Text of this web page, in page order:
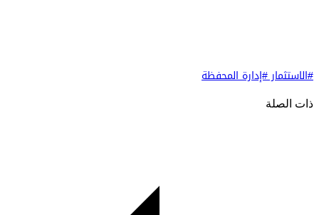
#الاستثمار#إدارة المحفظة
ذات الصلة